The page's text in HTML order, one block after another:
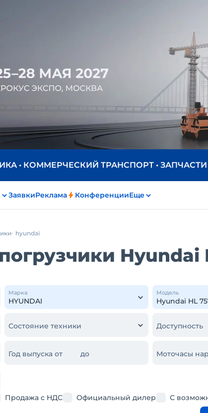
• КОММЕРЧЕСКИЙ ТРАНСПОРТ • ЗАПЧАСТИ
ЗаявкиРеклама КонференцииЕще
hyundai
Hyundai
Марка Модель
Состояние техники Доступность
Год выпуска от до Моточасы
Продажа с НДС Официальный дилер С